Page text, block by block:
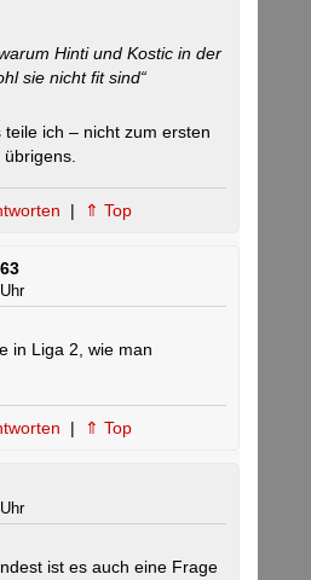
Hinti und Kostic in der
sie nicht fit sind“
ich – nicht zum ersten
| ⇑ Top
in Liga 2, wie man
| ⇑ Top
ist es auch eine Frage